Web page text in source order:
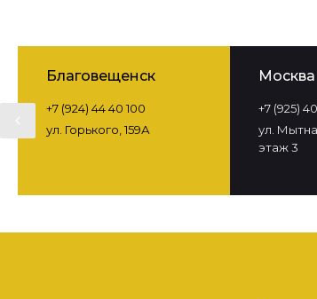
Благовещенск
+7 (924) 44 40 100
ул. Горького, 159А
Москва
+7 (925)
ул.
этаж 3